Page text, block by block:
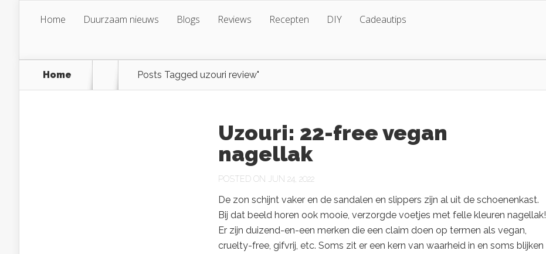
Home Duurzaam nieuws Blogs Reviews Recepten DIY Cadeautips
Home Posts Tagged uzouri review"
Uzouri: 22-free vegan
nagellak
POSTED ON JUN 24, 2022
De zon schijnt vaker en de sandalen en slippers zijn al uit de schoenenkast.
Bij dat beeld horen ook mooie, verzorgde voetjes met felle kleuren nagellak!
Er zijn duizend-en-een merken die een claim doen op termen als vegan,
cruelty-free, gifvrij, etc. Soms zit er een kern van waarheid in en soms blijken